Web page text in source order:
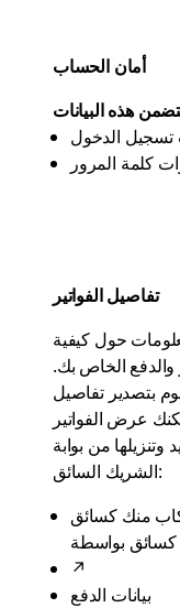
أمان الحساب
تفاصيل الفواتير
حول كيفية
الخاص بك.
بتصدير تفاصيل
عرض الفواتير
من بوابة
الشريك السائق:
منك كسائق
↗
بيانات الدفع